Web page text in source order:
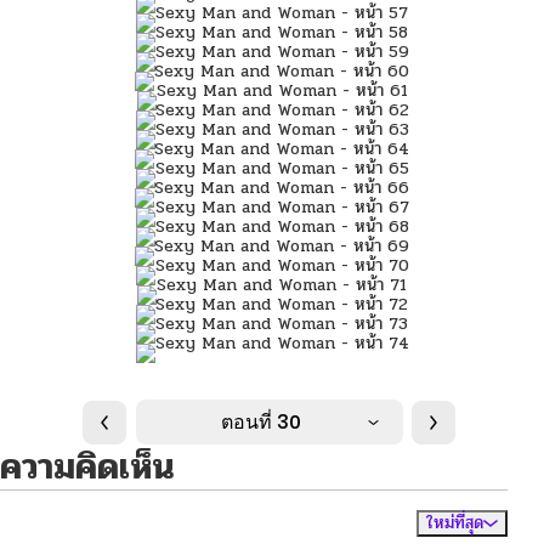
ตอนที่ 30
ความคิดเห็น
ใหม่ที่สุด